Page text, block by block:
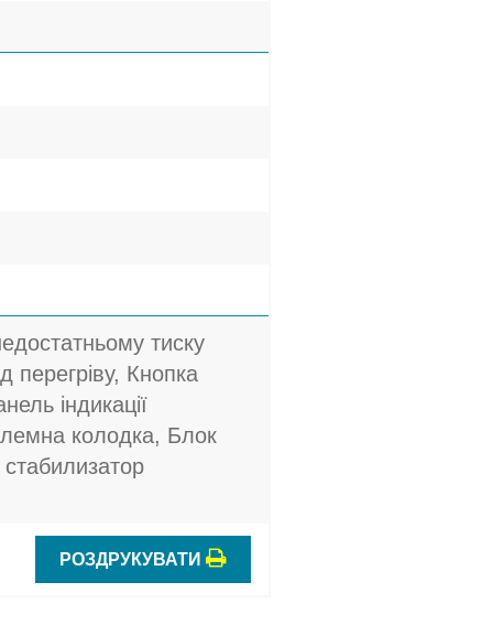
тиску
перегріву, Кнопка
індикації
колодка, Блок
РОЗДРУКУВАТИ